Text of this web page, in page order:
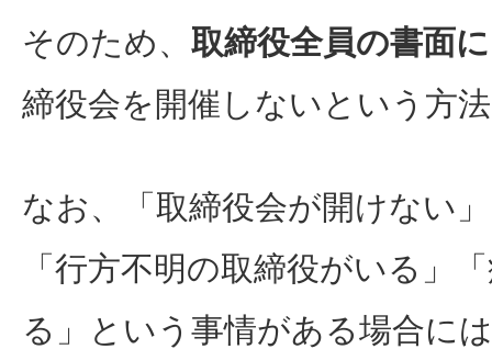
そのため、 取締役全員の書面
締役会を開催しないという方
なお、「取締役会が開けない
「行方不明の取締役がいる」
る」という事情がある場合に